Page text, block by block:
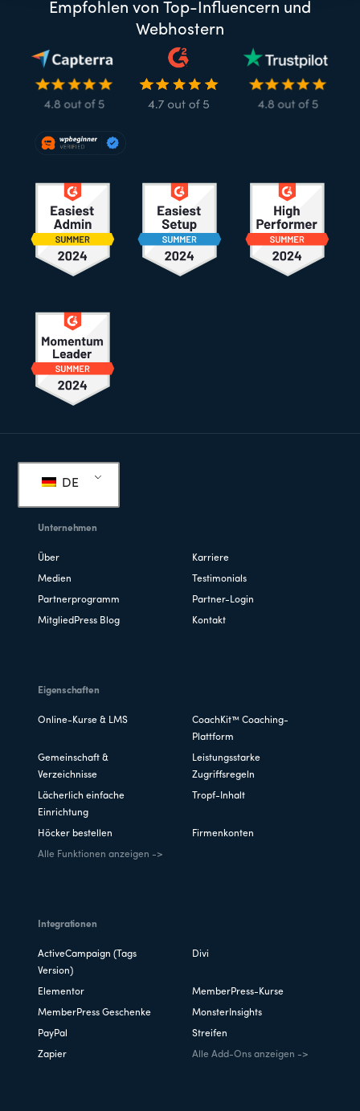
Empfohlen von Top-Influencern und
Webhostern
DE
Unternehmen
Über Karriere
Medien Testimonials
Partnerprogramm Partner-Login
MitgliedPress Blog Kontakt
Eigenschaften
Online-Kurse & LMS
CoachKit™ Coaching-
Plattform
Gemeinschaft &
Verzeichnisse
Leistungsstarke
Zugriffsregeln
Lächerlich einfache
Einrichtung
Tropf-Inhalt
Höcker bestellen Firmenkonten
Alle Funktionen anzeigen ->
Integrationen
ActiveCampaign (Tags
Version)
Divi
Elementor MemberPress-Kurse
MemberPress Geschenke MonsterInsights
PayPal Streifen
Zapier Alle Add-Ons anzeigen ->